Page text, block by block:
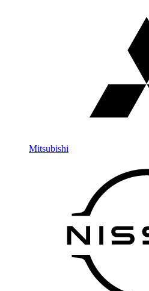
Mitsubishi